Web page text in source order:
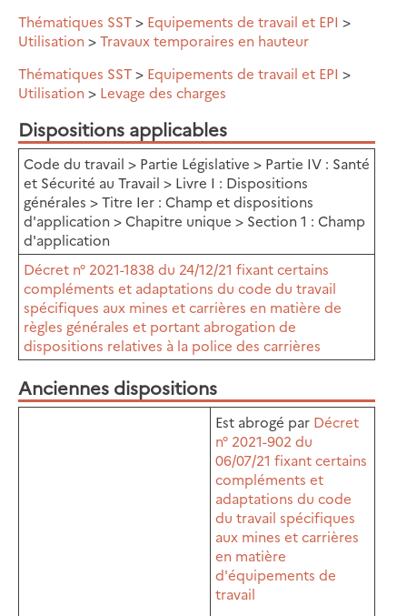
Thématiques SST> Equipements de travail et EPI >
Utilisation >Travaux temporaires en hauteur
Thématiques SST> Equipements de travail et EPI >
Utilisation > Levage des charges
Dispositions applicables
Code du travail > Partie Législative > Partie IV : Santé
et Sécurité au Travail > Livre I : Dispositions
générales > Titre Ier : Champ et dispositions
d'application > Chapitre unique > Section 1 : Champ
d'application
Décret n° 2021-1838 du 24/12/21 fixant certains
compléments et adaptations du code du travail
spécifiques aux mines et carrières en matière de
règles générales et portant abrogation de
dispositions relatives à la police des carrières
Anciennes dispositions
Est abrogé par Décret
n° 2021-902 du
06/07/21 fixant certains
compléments et
adaptations du code
du travail spécifiques
aux mines et carrières
en matière
d'équipements de
travail